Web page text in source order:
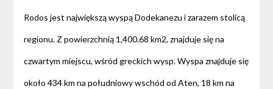
Rodos jest największą wyspą Dodekanezu i zarazem stolicą
regionu. Z powierzchnią 1,400.68 km2, znajduje się na
czwartym miejscu, wśród greckich wysp. Wyspa znajduje się
około 434 km na południowy wschód od Aten, 18 km na